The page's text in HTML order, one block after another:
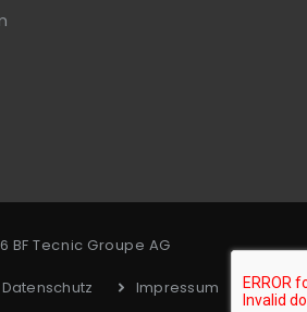
BF Tecnic Groupe AG
Datenschutz Impressum